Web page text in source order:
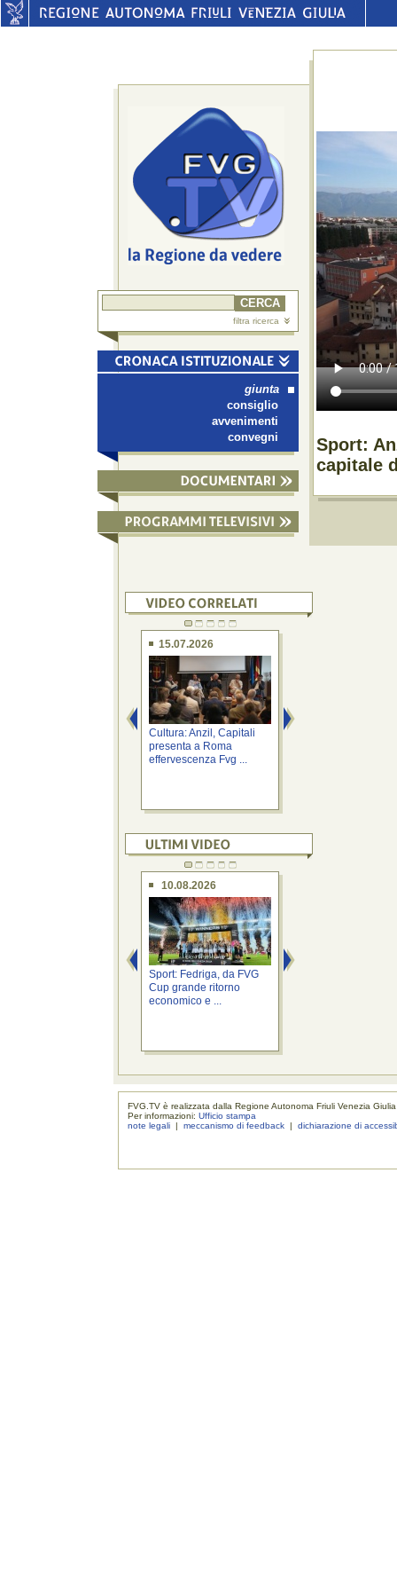
filtra ricerca
giunta
consiglio
avvenimenti
convegni
Sport:
capitale
15.07.2026
Cultura: Anzil, Capitali
presenta a Roma
effervescenza Fvg ...
10.08.2026
Sport: Fedriga, da FVG
Cup grande ritorno
economico e ...
FVG.TV è realizzata dalla Regione Autonoma Friuli Venezia Giulia
Per informazioni:Ufficio stampa
note legali |meccanismo di feedback |dichiarazione di